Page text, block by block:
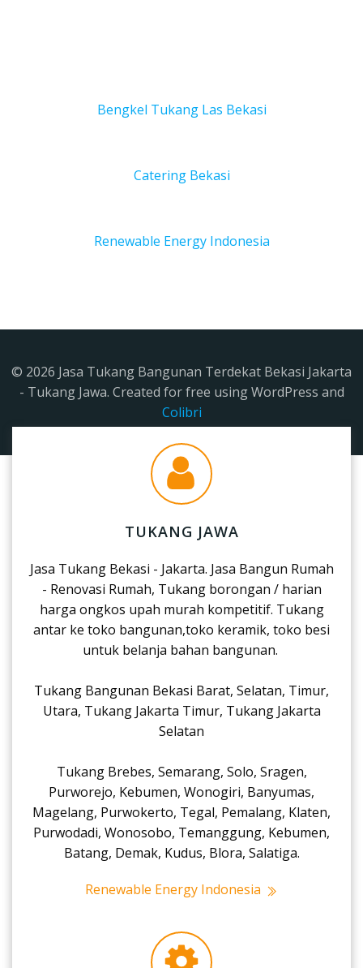
Bengkel Tukang Las Bekasi
Catering Bekasi
Renewable Energy Indonesia
© 2026 Jasa Tukang Bangunan Terdekat Bekasi Jakarta
- Tukang Jawa. Created for free using WordPress and
Colibri
TUKANG JAWA
Jasa Tukang Bekasi - Jakarta. Jasa Bangun Rumah
- Renovasi Rumah, Tukang borongan / harian
harga ongkos upah murah kompetitif. Tukang
antar ke toko bangunan,toko keramik, toko besi
untuk belanja bahan bangunan.
Tukang Bangunan Bekasi Barat, Selatan, Timur,
Utara, Tukang Jakarta Timur, Tukang Jakarta
Selatan
Tukang Brebes, Semarang, Solo, Sragen,
Purworejo, Kebumen, Wonogiri, Banyumas,
Magelang, Purwokerto, Tegal, Pemalang, Klaten,
Purwodadi, Wonosobo, Temanggung, Kebumen,
Batang, Demak, Kudus, Blora, Salatiga.
Renewable Energy Indonesia